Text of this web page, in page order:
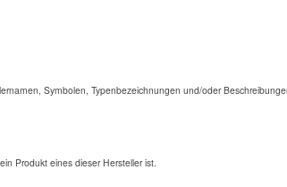
Symbolen, Typenbezeichnungen und/oder
Produkt eines dieser Hersteller ist.